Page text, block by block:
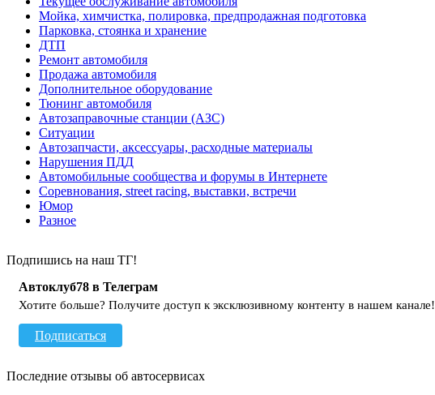
Мойка, химчистка, полировка, предпродажная подготовка
Парковка, стоянка и хранение
ДТП
Ремонт автомобиля
Продажа автомобиля
Дополнительное оборудование
Тюнинг автомобиля
Автозаправочные станции (АЗС)
Ситуации
Автозапчасти, аксессуары, расходные материалы
Нарушения ПДД
Автомобильные сообщества и форумы в Интернете
Соревнования, street racing, выставки, встречи
Юмор
Разное
Подпишись на наш ТГ!
Автоклуб78 в Телеграм
Хотите больше? Получите доступ к эксклюзивному контенту в нашем канале!
Подписаться
Последние отзывы об автосервисах